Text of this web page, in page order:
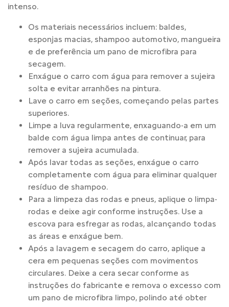
intenso.
Os materiais necessários incluem: baldes,
esponjas macias, shampoo automotivo, mangueira
e de preferência um pano de microfibra para
secagem.
Enxágue o carro com água para remover a sujeira
solta e evitar arranhões na pintura.
Lave o carro em seções, começando pelas partes
superiores.
Limpe a luva regularmente, enxaguando-a em um
balde com água limpa antes de continuar, para
remover a sujeira acumulada.
Após lavar todas as seções, enxágue o carro
completamente com água para eliminar qualquer
resíduo de shampoo.
Para a limpeza das rodas e pneus, aplique o limpa-
rodas e deixe agir conforme instruções. Use a
escova para esfregar as rodas, alcançando todas
as áreas e enxágue bem.
Após a lavagem e secagem do carro, aplique a
cera em pequenas seções com movimentos
circulares. Deixe a cera secar conforme as
instruções do fabricante e remova o excesso com
um pano de microfibra limpo, polindo até obter